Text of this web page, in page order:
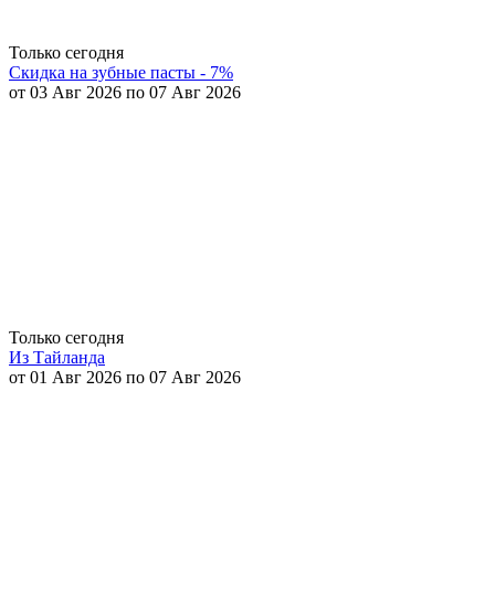
Только сегодня
Скидка на зубные пасты - 7%
от 03 Авг 2026 по 07 Авг 2026
Только сегодня
Из Тайланда
от 01 Авг 2026 по 07 Авг 2026